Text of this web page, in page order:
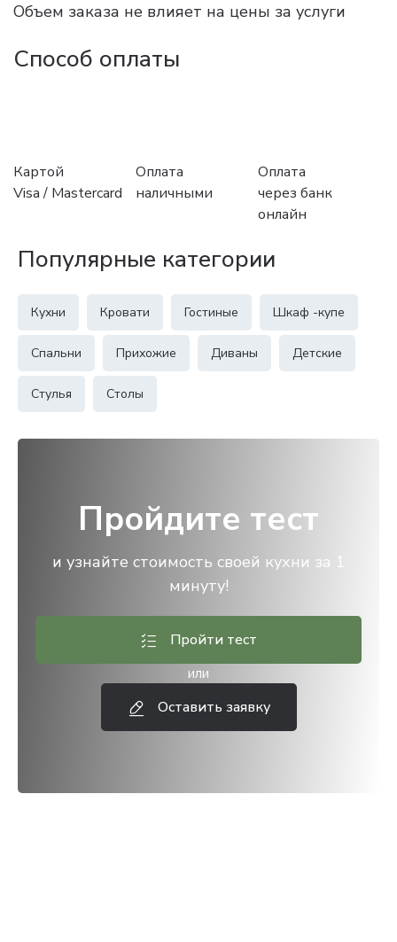
Объем заказа не влияет на цены за услуги
Способ оплаты
Картой
Visa / Mastercard
Оплата
наличными
Оплата
через банк
онлайн
Популярные категории
Кухни Кровати Гостиные Шкаф -купе
Спальни Прихожие Диваны Детские
Стулья Столы
Пройдите тест
и узнайте стоимость своей кухни за 1
минуту!
Пройти тест
или
Оставить заявку